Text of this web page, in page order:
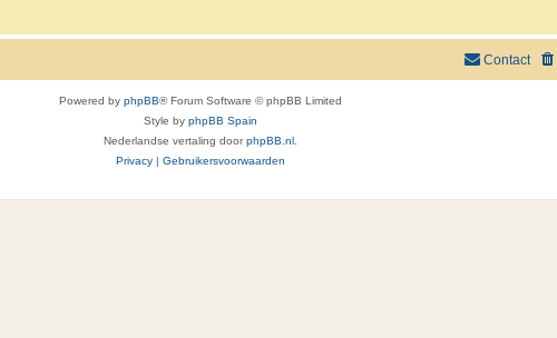
Contact
Powered by phpBB® Forum Software © phpBB Limited
Style by phpBB Spain
Nederlandse vertaling doorphpBB.nl .
Privacy
Gebruikersvoorwaarden